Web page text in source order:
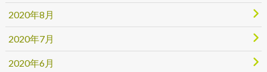
2020年8月
2020年7月
2020年6月